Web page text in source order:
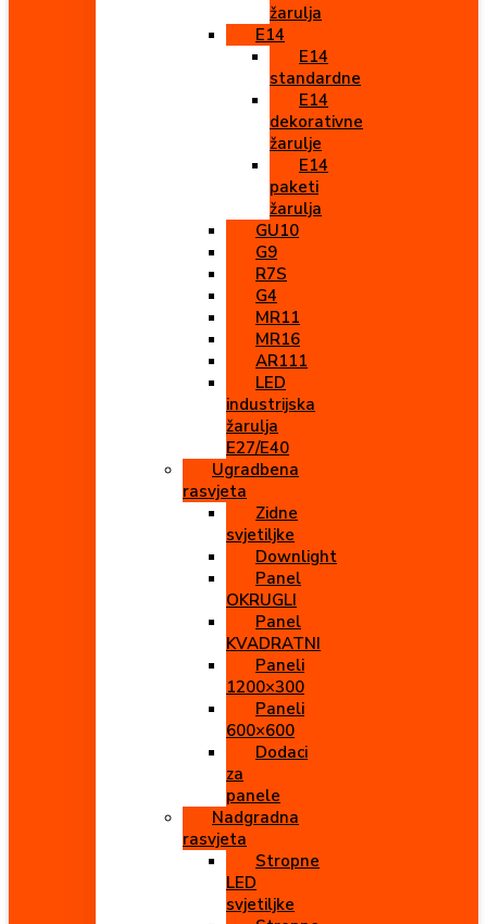
žarulja
E14
E14
standardne
E14
dekorativne
žarulje
E14
paketi
žarulja
GU10
G9
R7S
G4
MR11
MR16
AR111
LED
industrijska
žarulja
E27/E40
Ugradbena
rasvjeta
Zidne
svjetiljke
Downlight
Panel
OKRUGLI
Panel
KVADRATNI
Paneli
1200×300
Paneli
600×600
Dodaci
za
panele
Nadgradna
rasvjeta
Stropne
LED
svjetiljke